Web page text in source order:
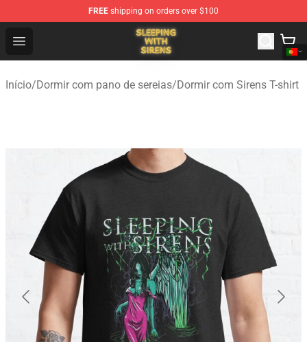
FREE shipping on orders over $100
Open menu
Sleeping With Sirens Store - Official Sleeping With
Início/Dormir com pano de sereias/Dormir com Sirens T-shirt